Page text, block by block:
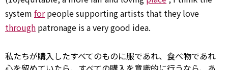
system forpeople supporting artists that they love
through patronage is a very good idea.
私たちが購入したすべてのものに――服であれ、食べ物であれ――